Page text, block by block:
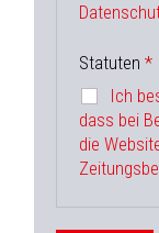
Statuten
Ich
dass bei
die